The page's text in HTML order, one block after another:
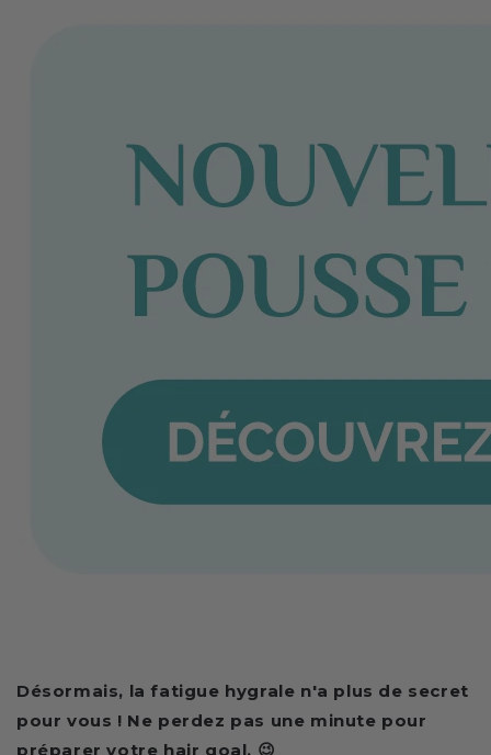
Désormais, la fatigue hygrale n'a plus de secret
pour vous ! Ne perdez pas une minute pour
préparer votre hair goal. 😉